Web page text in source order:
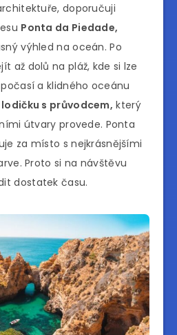
doporučuji
Ponta da Piedade,
výhled na oceán. Po
až dolů na pláž, kde si lze
a klidného oceánu
s průvodcem, který
útvary provede. Ponta
za místo s nejkrásnějšími
Proto si na návštěvu
dostatek času.